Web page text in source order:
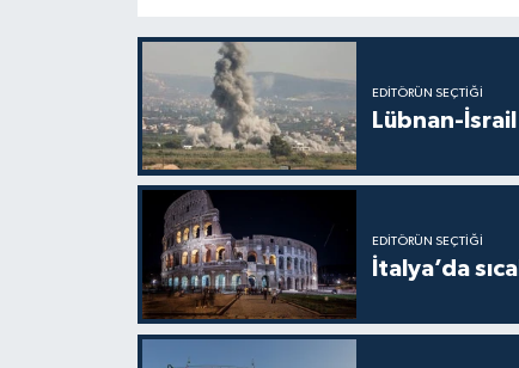
EDITÖRÜN SEÇTIĞI
Lübnan-
EDITÖRÜN SEÇTIĞI
İtalya’da